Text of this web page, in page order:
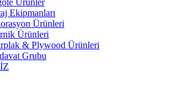
Ürünler
Ekipmanları
Ürünleri
Ürünleri
& Plywood Ürünleri
Grubu